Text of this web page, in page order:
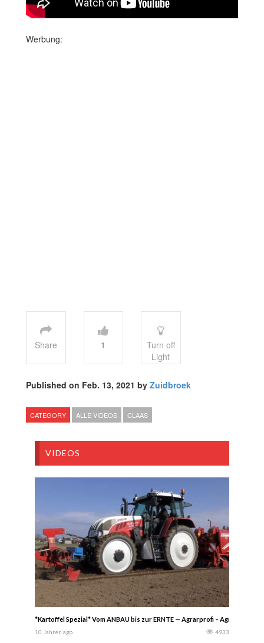
Werbung:
Share 1
Turn off
Light
Published on Feb. 13, 2021 by Zuidbroek
CATEGORY ALLE VIDEOS CLAAS
VIDEOS
*Kartoffel Spezial* Vom ANBAU bis zur ERNTE — Agrarprofi – Agriculture
10 Jahren ago 4933